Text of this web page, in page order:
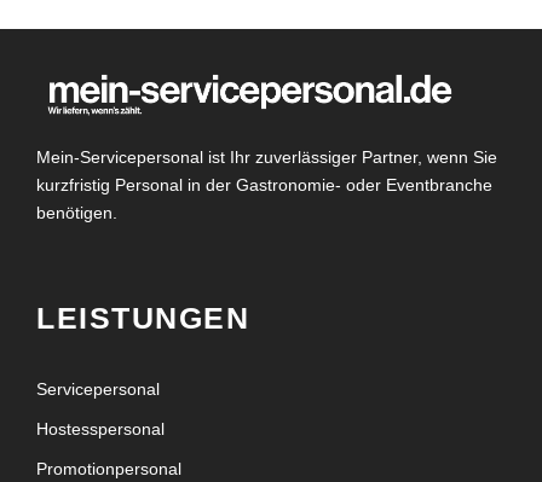
Mein-Servicepersonal ist Ihr zuverlässiger Partner, wenn Sie
kurzfristig Personal in der Gastronomie- oder Eventbranche
benötigen.
LEISTUNGEN
Servicepersonal
Hostesspersonal
Promotionpersonal